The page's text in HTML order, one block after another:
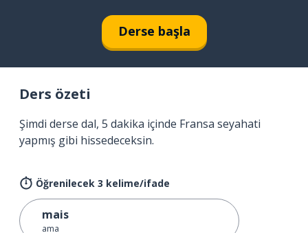
Derse başla
Ders özeti
Şimdi derse dal, 5 dakika içinde Fransa seyahati
yapmış gibi hissedeceksin.
Öğrenilecek 3 kelime/ifade
mais
ama